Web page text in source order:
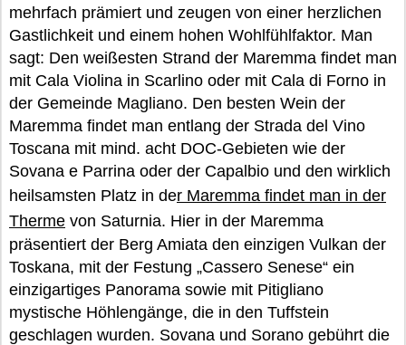
mehrfach prämiert und zeugen von einer herzlichen
Gastlichkeit und einem hohen Wohlfühlfaktor. Man
sagt: Den weißesten Strand der Maremma findet man
mit Cala Violina in Scarlino oder mit Cala di Forno in
der Gemeinde Magliano. Den besten Wein der
Maremma findet man entlang der Strada del Vino
Toscana mit mind. acht DOC-Gebieten wie der
Sovana e Parrina oder der Capalbio und den wirklich
heilsamsten Platz in der Maremma findet man in der
Therme von Saturnia. Hier in der Maremma
präsentiert der Berg Amiata den einzigen Vulkan der
Toskana, mit der Festung „Cassero Senese“ ein
einzigartiges Panorama sowie mit Pitigliano
mystische Höhlengänge, die in den Tuffstein
geschlagen wurden. Sovana und Sorano gebührt die